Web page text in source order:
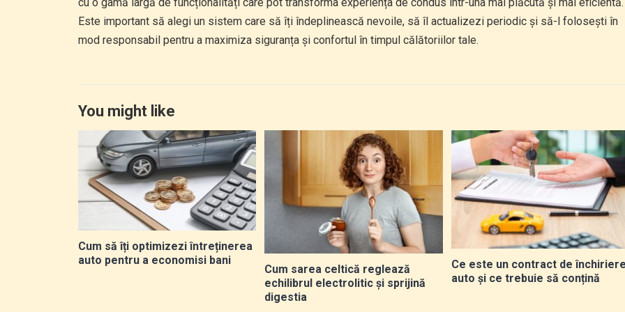
Este important să alegi un sistem care să îți îndeplinească nevoile, să îl actualizezi periodic și să-l folosești în
mod responsabil pentru a maximiza siguranța și confortul în timpul călătoriilor tale.
You might like
Cum să îți optimizezi întreținerea
auto pentru a economisi bani
Cum sarea celtică reglează
echilibrul electrolitic și sprijină
digestia
Ce este un contract de
auto și ce trebuie să conțină